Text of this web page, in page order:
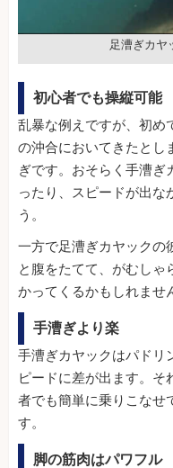
足漕ぎカヤ
初心者でも操縦可能
乱暴な例えですが、初め
の沖合においてきたとし
ぎです。おそらく手漕ぎ
ったり、スピードが出な
う。
一方で足漕ぎカヤックの
と腹をたてて、がむしゃ
かってくるかもしれませ
手漕ぎより楽
手漕ぎカヤックはパドリ
ピードに差が出ます。そ
者でも簡単に乗りこなせ
す。
脚の筋肉はパワフル